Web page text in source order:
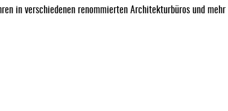
in verschiedenen renommierten Architekturbüros und